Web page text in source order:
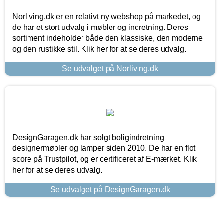
Norliving.dk er en relativt ny webshop på markedet, og
de har et stort udvalg i møbler og indretning. Deres
sortiment indeholder både den klassiske, den moderne
og den rustikke stil. Klik her for at se deres udvalg.
Se udvalget på Norliving.dk
DesignGaragen.dk har solgt boligindretning,
designermøbler og lamper siden 2010. De har en flot
score på Trustpilot, og er certificeret af E-mærket. Klik
her for at se deres udvalg.
Se udvalget på DesignGaragen.dk